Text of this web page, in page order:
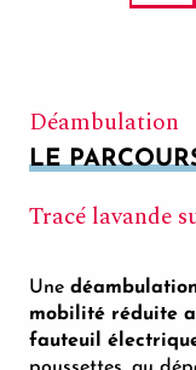
Déambulation
LE
Tracé lavande
Une
mobilité réduite
fauteuil